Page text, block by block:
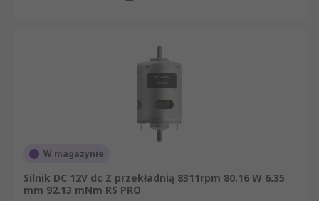
Jeśli szukasz napędu do projektu OEM,
modernizacji maszyny albo budowy nowego
Twojej aplikacji.
W magazynie
Silnik DC 12V dc Z przekładnią 8311rpm 80.16 W 6.35
mm 92.13 mNm RS PRO